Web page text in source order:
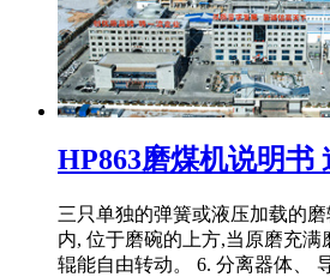
HP863磨煤机说明书
三只单独的弹簧或液压加载的
内, 位于磨碗的上方,当原磨充满
辊能自由转动。 6. 分离器体、